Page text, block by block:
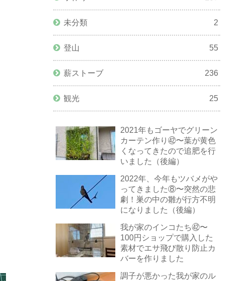
未分類 2
登山 55
薪ストーブ 236
観光 25
2021年もゴーヤでグリーン
カーテン作り㊷〜葉が黄色
くなってきたので追肥を行
いました（後編）
2022年、今年もツバメがや
ってきました⑧〜突然の悲
劇！巣の中の雛が行方不明
になりました（後編）
我が家のインコたち㊷〜
100円ショップで購入した
素材でエサ飛び散り防止カ
バーを作りました
調子が悪かった我が家のル